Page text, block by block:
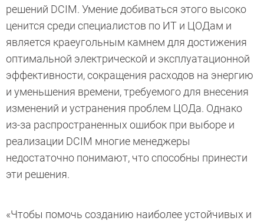
решений DCIM. Умение добиваться этого высоко
ценится среди специалистов по ИТ и ЦОДам и
является краеугольным камнем для достижения
оптимальной электрической и эксплуатационной
эффективности, сокращения расходов на энергию
и уменьшения времени, требуемого для внесения
изменений и устранения проблем ЦОДа. Однако
из-за распространенных ошибок при выборе и
реализации DCIM многие менеджеры
недостаточно понимают, что способны принести
эти решения.
«Чтобы помочь созданию наиболее устойчивых и